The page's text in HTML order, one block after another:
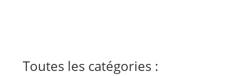
Toutes les catégories :